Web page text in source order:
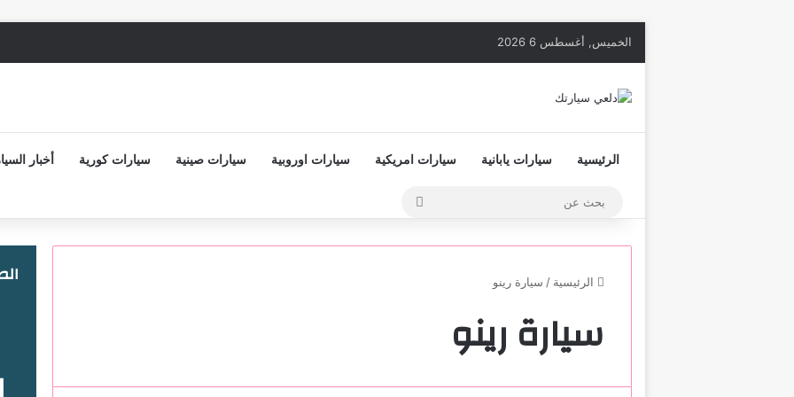
الخميس, أغسطس 6 2026
الرئيسية سيارات يابانية سيارات امريكية سيارات اوروبية سيارات صينية سيارات كورية أخبار
الرئيسية / سيارة رينو
سيارة رينو